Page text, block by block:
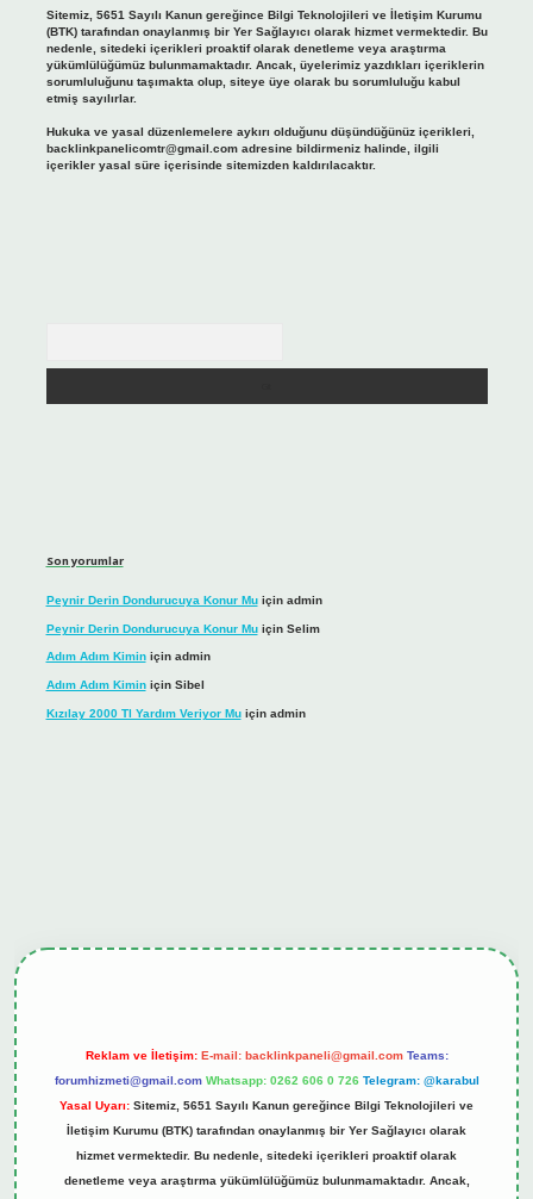
Sitemiz, 5651 Sayılı Kanun gereğince Bilgi Teknolojileri ve İletişim Kurumu
(BTK) tarafından onaylanmış bir Yer Sağlayıcı olarak hizmet vermektedir. Bu
nedenle, sitedeki içerikleri proaktif olarak denetleme veya araştırma
yükümlülüğümüz bulunmamaktadır. Ancak, üyelerimiz yazdıkları içeriklerin
sorumluluğunu taşımakta olup, siteye üye olarak bu sorumluluğu kabul
etmiş sayılırlar.
Hukuka ve yasal düzenlemelere aykırı olduğunu düşündüğünüz içerikleri,
backlinkpanelicomtr@gmail.comadresine bildirmeniz halinde, ilgili
içerikler yasal süre içerisinde sitemizden kaldırılacaktır.
Son yorumlar
Peynir Derin Dondurucuya Konur Muiçin admin
Peynir Derin Dondurucuya Konur Muiçin Selim
Adım Adım Kiminiçin admin
Adım Adım Kiminiçin Sibel
Kızılay 2000 Tl Yardım Veriyor Muiçin admin
Reklam ve İletişim: E-mail: backlinkpaneli@gmail.com Teams:
forumhizmeti@gmail.com Whatsapp: 0262 606 0 726 Telegram: @karabul
Yasal Uyarı: Sitemiz, 5651 Sayılı Kanun gereğince Bilgi Teknolojileri ve
İletişim Kurumu (BTK) tarafından onaylanmış bir Yer Sağlayıcı olarak
hizmet vermektedir. Bu nedenle, sitedeki içerikleri proaktif olarak
denetleme veya araştırma yükümlülüğümüz bulunmamaktadır. Ancak,